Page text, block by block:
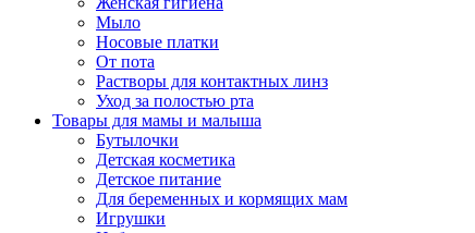
Мыло
Носовые платки
От пота
Растворы для контактных линз
Уход за полостью рта
Товары для мамы и малыша
Бутылочки
Детская косметика
Детское питание
Для беременных и кормящих мам
Игрушки